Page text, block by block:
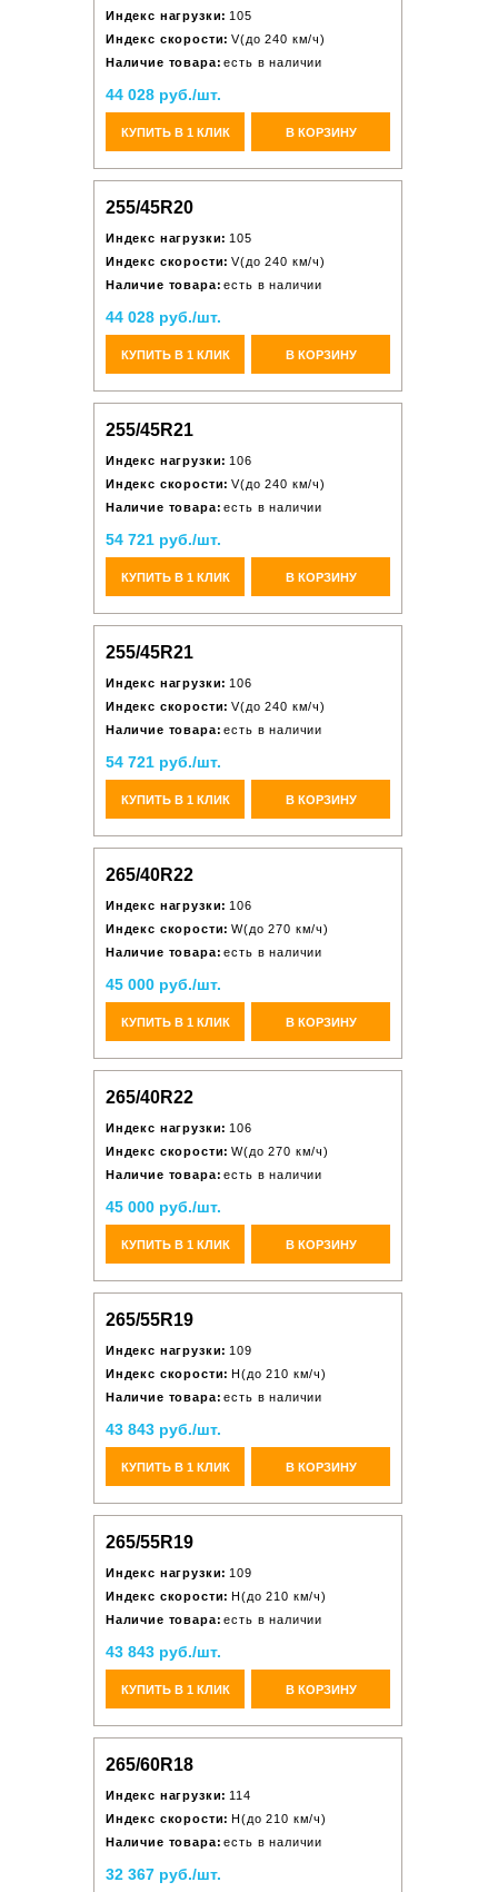
Индекс нагрузки: 105
Индекс скорости: V(до 240 км/ч)
Наличие товара: есть в наличии
44 028 руб./шт.
КУПИТЬ В 1 КЛИК В КОРЗИНУ
255/45R20
Индекс нагрузки: 105
Индекс скорости: V(до 240 км/ч)
Наличие товара: есть в наличии
44 028 руб./шт.
КУПИТЬ В 1 КЛИК В КОРЗИНУ
255/45R21
Индекс нагрузки: 106
Индекс скорости: V(до 240 км/ч)
Наличие товара: есть в наличии
54 721 руб./шт.
КУПИТЬ В 1 КЛИК В КОРЗИНУ
255/45R21
Индекс нагрузки: 106
Индекс скорости: V(до 240 км/ч)
Наличие товара: есть в наличии
54 721 руб./шт.
КУПИТЬ В 1 КЛИК В КОРЗИНУ
265/40R22
Индекс нагрузки: 106
Индекс скорости: W(до 270 км/ч)
Наличие товара: есть в наличии
45 000 руб./шт.
КУПИТЬ В 1 КЛИК В КОРЗИНУ
265/40R22
Индекс нагрузки: 106
Индекс скорости: W(до 270 км/ч)
Наличие товара: есть в наличии
45 000 руб./шт.
КУПИТЬ В 1 КЛИК В КОРЗИНУ
265/55R19
Индекс нагрузки: 109
Индекс скорости: H(до 210 км/ч)
Наличие товара: есть в наличии
43 843 руб./шт.
КУПИТЬ В 1 КЛИК В КОРЗИНУ
265/55R19
Индекс нагрузки: 109
Индекс скорости: H(до 210 км/ч)
Наличие товара: есть в наличии
43 843 руб./шт.
КУПИТЬ В 1 КЛИК В КОРЗИНУ
265/60R18
Индекс нагрузки: 114
Индекс скорости: H(до 210 км/ч)
Наличие товара: есть в наличии
32 367 руб./шт.